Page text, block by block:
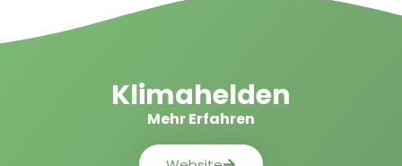
Klimahelden
Mehr Erfahren